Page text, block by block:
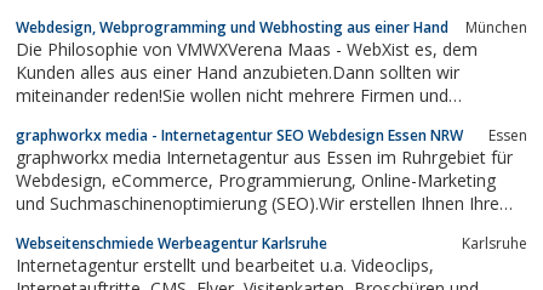
Webdesign, Webprogramming und Webhosting aus einer Hand München
Die Philosophie von VMWXVerena Maas - WebXist es, dem
Kunden alles aus einer Hand anzubieten.Dann sollten wir
miteinander reden!Sie wollen nicht mehrere Firmen und
aufgezeigt bekommen unddie Umsetzung, sowie die Betreuung
in einer zuverlässigen Hand...
graphworkx media - Internetagentur SEO Webdesign Essen NRW Essen
graphworkx media Internetagentur aus Essen im Ruhrgebiet für
Webdesign, eCommerce, Programmierung, Online-Marketing
und Suchmaschinenoptimierung (SEO).Wir erstellen Ihnen Ihre
nach den neusten Webdesign-Standards, Web-Usability-
Richtlinen mit Online-Marketing Ausrichtung.
Webseitenschmiede Werbeagentur Karlsruhe Karlsruhe
Internetagentur erstellt und bearbeitet u.a. Videoclips,